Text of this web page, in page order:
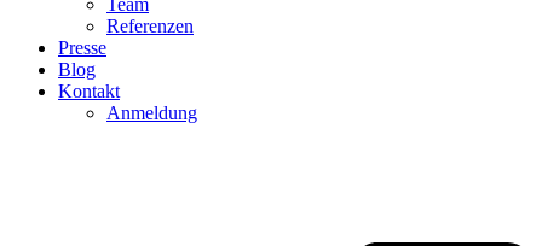
Team
Referenzen
Presse
Blog
Kontakt
Anmeldung